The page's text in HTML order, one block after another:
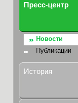
Пресс-центр
Новости
Публикации
История